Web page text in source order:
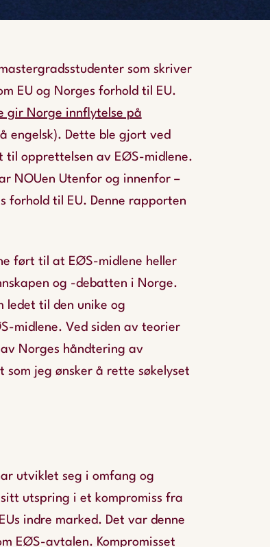
som skriver
EU og Norges forhold til EU.
gir Norge innflytelse på
engelsk). Dette ble gjort ved
til opprettelsen av EØS-midlene.
NOUen Utenfor og innenfor –
forhold til EU. Denne rapporten
ført til at EØS-midlene heller
og -debatten i Norge.
ledet til den unike og
midlene. Ved siden av teorier
Norges håndtering av
jeg ønsker å rette søkelyset
utviklet seg i omfang og
utspring i et kompromiss fra
indre marked. Det var denne
EØS-avtalen. Kompromisset